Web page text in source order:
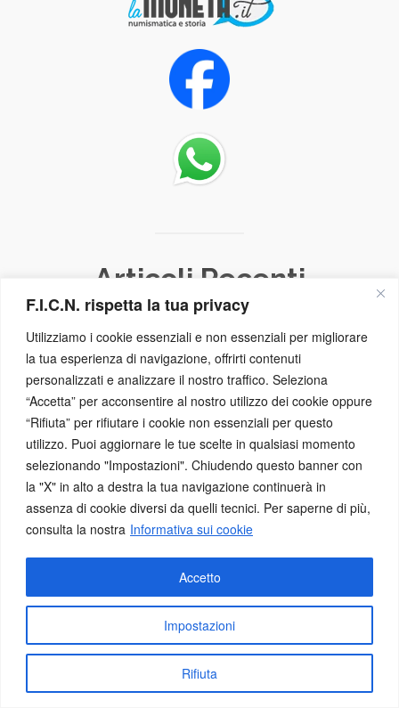
F.I.C.N. rispetta la tua privacy
Utilizziamo i cookie essenziali e non essenziali per migliorare
la tua esperienza di navigazione, offrirti contenuti
personalizzati e analizzare il nostro traffico. Seleziona
“Accetta” per acconsentire al nostro utilizzo dei cookie oppure
“Rifiuta” per rifiutare i cookie non essenziali per questo
utilizzo. Puoi aggiornare le tue scelte in qualsiasi momento
selezionando "Impostazioni". Chiudendo questo banner con
la "X" in alto a destra la tua navigazione continuerà in
assenza di cookie diversi da quelli tecnici. Per saperne di più,
consulta la nostra Informativa sui cookie
Impostazioni
Rifiuta
Accetto
Articoli Recenti
Samedan 11 Agosto 2026 – Conferenza “1525-1532 Dal Magno
al Medeghino”
Lugano 12 settembre 2026 – 40esimo del CNT
Milano 22 settembre 2026 – Un viaggio nel borsello dei cittadini
milanesi
FICN
Archivio
Avvisi Interni
Dicono di Noi
Patrocinio
Aderenti Territoriali